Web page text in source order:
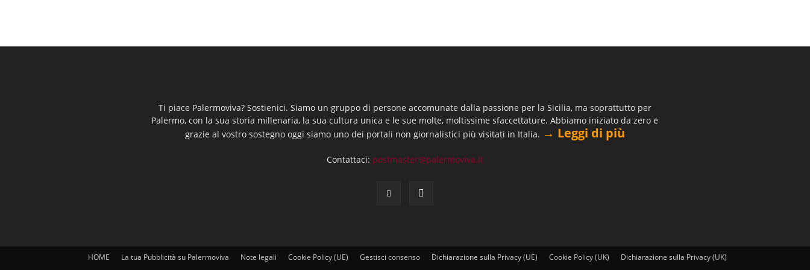
Ti piace Palermoviva? Sostienici. Siamo un gruppo di persone accomunate dalla passione per la Sicilia, ma soprattutto per
Palermo, con la sua storia millenaria, la sua cultura unica e le sue molte, moltissime sfaccettature. Abbiamo iniziato da zero e
grazie al vostro sostegno oggi siamo uno dei portali non giornalistici più visitati in Italia. → Leggi di più
Contattaci: postmaster@palermoviva.it
HOME La tua Pubblicità su Palermoviva Note legali Cookie Policy (UE) Gestisci consenso Dichiarazione sulla Privacy (UE) Cookie Policy (UK) Dichiarazione sulla Privacy (UK)